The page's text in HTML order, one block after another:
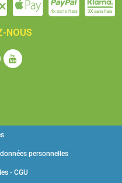
NOUS
- CGU
personnelles